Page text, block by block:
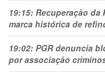
19:15: Recuperação da
marca histórica de
19:02: PGR denuncia
por associação